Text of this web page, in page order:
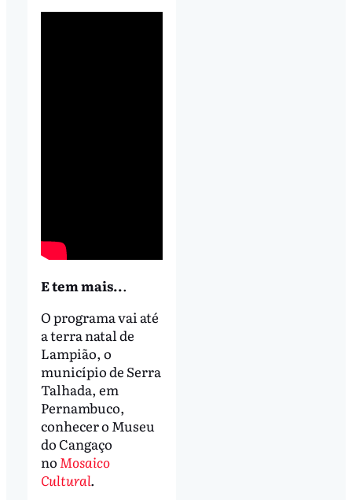
E tem mais...
O programa vai até
a terra natal de
Lampião, o
município de Serra
Talhada, em
Pernambuco,
conhecer o Museu
do Cangaço
no Mosaico
Cultural.